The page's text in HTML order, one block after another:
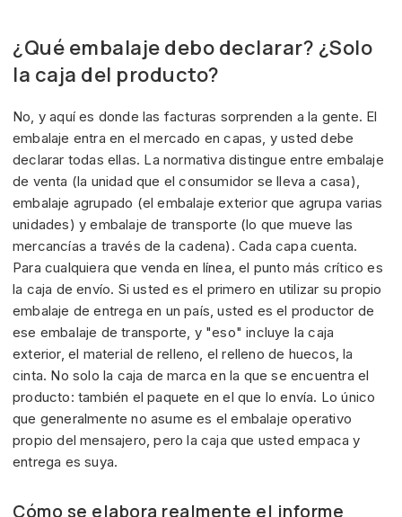
¿Qué embalaje debo declarar? ¿Solo
la caja del producto?
No, y aquí es donde las facturas sorprenden a la gente. El
embalaje entra en el mercado en capas, y usted debe
declarar todas ellas. La normativa distingue entre embalaje
de venta (la unidad que el consumidor se lleva a casa),
embalaje agrupado (el embalaje exterior que agrupa varias
unidades) y embalaje de transporte (lo que mueve las
mercancías a través de la cadena). Cada capa cuenta.
Para cualquiera que venda en línea, el punto más crítico es
la caja de envío. Si usted es el primero en utilizar su propio
embalaje de entrega en un país, usted es el productor de
ese embalaje de transporte, y "eso" incluye la caja
exterior, el material de relleno, el relleno de huecos, la
cinta. No solo la caja de marca en la que se encuentra el
producto: también el paquete en el que lo envía. Lo único
que generalmente no asume es el embalaje operativo
propio del mensajero, pero la caja que usted empaca y
entrega es suya.
Cómo se elabora realmente el informe